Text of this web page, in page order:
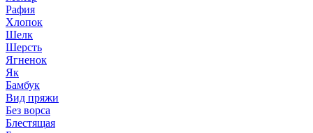
Рафия
Хлопок
Шелк
Шерсть
Ягненок
Як
Бамбук
Вид пряжи
Без ворса
Блестящая